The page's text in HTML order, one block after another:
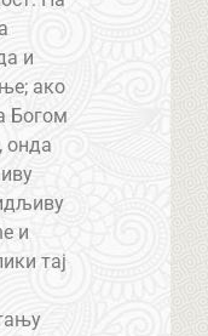
и
ако
Богом
онда
и
тај